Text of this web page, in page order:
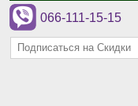
066-111-15-15